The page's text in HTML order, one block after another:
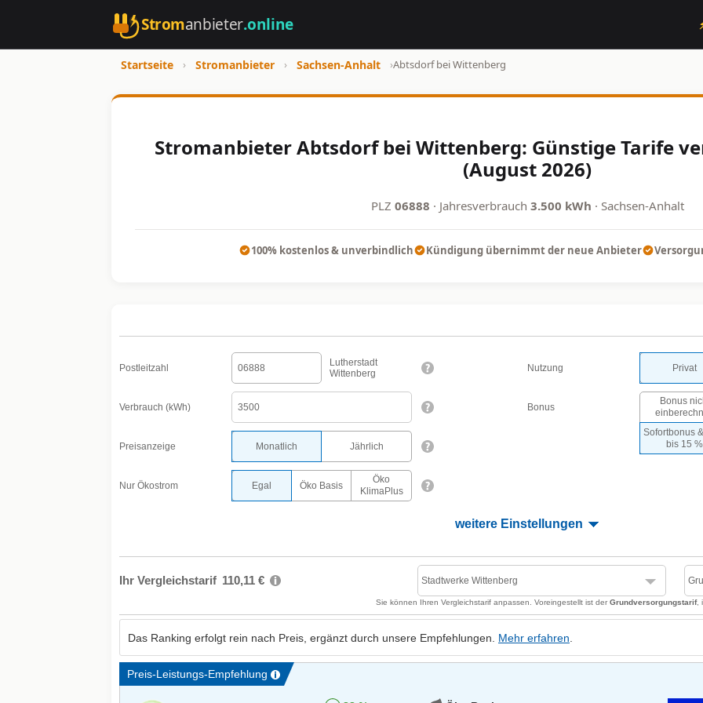
Stromanbieter.online
Startseite › Stromanbieter › Sachsen-Anhalt ›Abtsdorf bei Wittenberg
Stromanbieter Abtsdorf bei Wittenberg: Günstige Tarife
(August 2026)
PLZ 06888 · Jahresverbrauch 3.500 kWh · Sachsen-Anhalt
100% kostenlos & unverbindlich Kündigung übernimmt der neue Anbieter